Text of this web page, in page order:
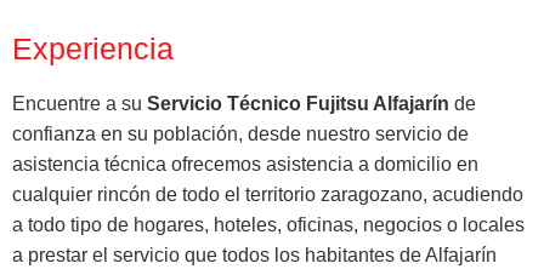
Experiencia
Encuentre a su Servicio Técnico Fujitsu Alfajarín de
confianza en su población, desde nuestro servicio de
asistencia técnica ofrecemos asistencia a domicilio en
cualquier rincón de todo el territorio zaragozano, acudiendo
a todo tipo de hogares, hoteles, oficinas, negocios o locales
a prestar el servicio que todos los habitantes de Alfajarín